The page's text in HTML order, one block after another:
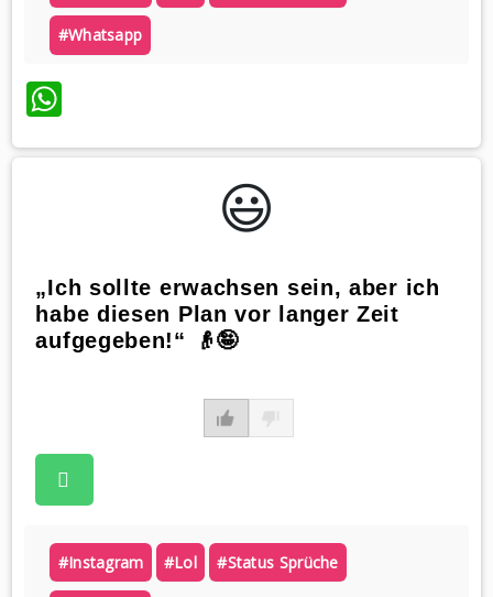
#whatsapp
WhatsApp
😃️
„Ich sollte erwachsen sein, aber ich
habe diesen Plan vor langer Zeit
aufgegeben!“ 👴🤪
#instagram #lol #status Sprüche